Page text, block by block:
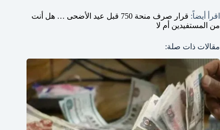
اقرأ أيضاً:
قرار صرف منحة 750 قبل عيد الأضحى … هل أنت
من المستفيدين أم لا
مقالات ذات صلة: